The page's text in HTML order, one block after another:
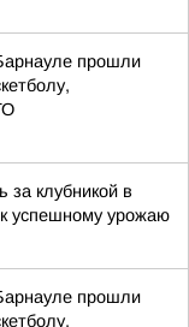
прошли
за клубникой в
успешному урожаю
прошли